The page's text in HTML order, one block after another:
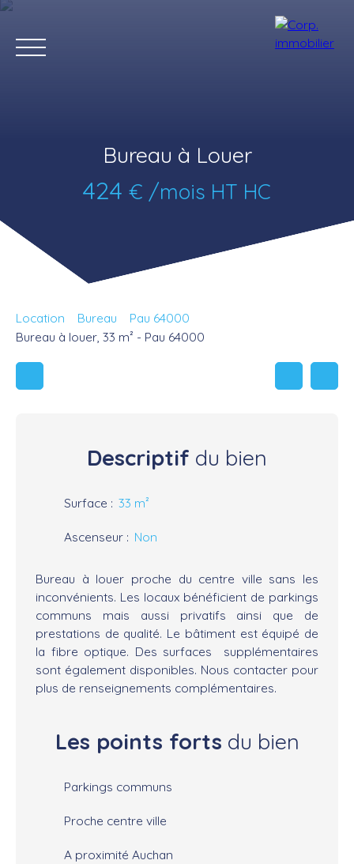
Notre
Bureau à Louer
424 € /mois HT HC
Location Bureau
Pau 64000
Bureau à louer, 33 m² - Pau 64000
Descriptif du bien
Surface : 33 m²
Ascenseur : Non
Bureau à louer proche du centre ville sans les
inconvénients. Les locaux bénéficient de parkings
communs mais aussi privatifs ainsi que de
prestations de qualité. Le bâtiment est équipé de
la fibre optique. Des surfaces supplémentaires
sont également disponibles. Nous contacter pour
plus de renseignements complémentaires.
Les points forts du bien
Parkings communs
Proche centre ville
A proximité Auchan